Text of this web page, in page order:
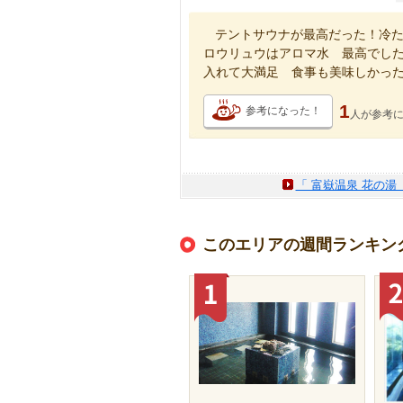
テントサウナが最高だった！冷
ロウリュウはアロマ水 最高でし
入れて大満足 食事も美味しかっ
参考になった！ 1 人が参考
「 富嶽温泉 花の
このエリアの週間ランキン